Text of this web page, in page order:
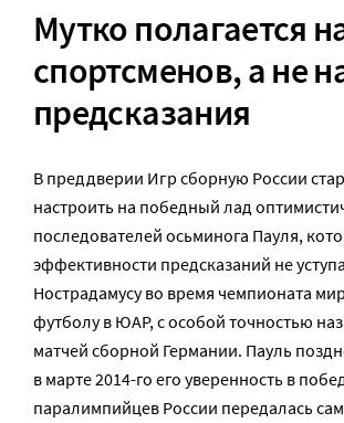
Мутко полагается
спортсменов, а не
предсказания
В преддверии Игр сборную России
настроить на победный лад
последователей осьминога Пауля,
эффективности предсказаний не
Нострадамусу во время чемпионата
футболу в ЮАР, с особой точностью
матчей сборной Германии. Пауль
в марте 2014-го его уверенность в
паралимпийцев России передалась